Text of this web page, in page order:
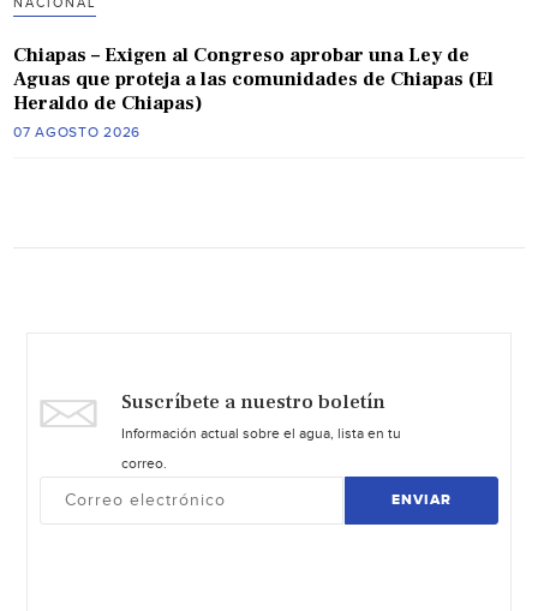
Chiapas – Exigen al Congreso aprobar una Ley de
Aguas que proteja a las comunidades de Chiapas (El
Heraldo de Chiapas)
07 AGOSTO 2026
Suscríbete a nuestro boletín
Información actual sobre el agua, lista en tu
correo.
ENVIAR